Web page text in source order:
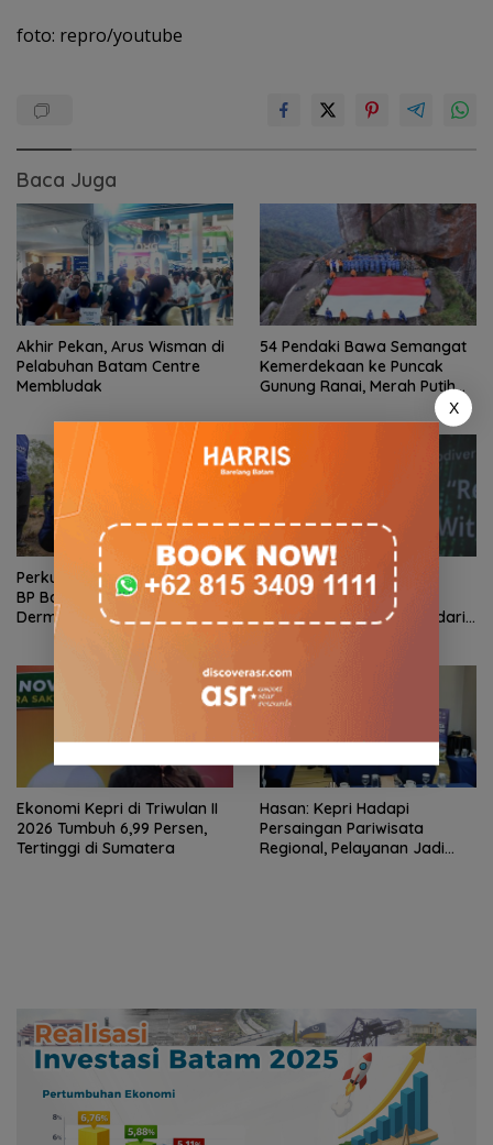
foto: repro/youtube
Baca Juga
Akhir Pekan, Arus Wisman di
Pelabuhan Batam Centre
Membludak
54 Pendaki Bawa Semangat
Kemerdekaan ke Puncak
Gunung Ranai, Merah Putih
Berkibar di Atas Natuna
Perkuat Ketahanan Air Baku,
BP Batam Gandeng Mc
Dermott Tanam Bambu
Betung di Bendungan Sei
BP Batam Optimalkan
Pelayanan Air Bersih,
Pasokan Kawasan NDP dari
Ekonomi Kepri di Triwulan II
2026 Tumbuh 6,99 Persen,
Tertinggi di Sumatera
Hasan: Kepri Hadapi
Persaingan Pariwisata
Regional, Pelayanan Jadi
X